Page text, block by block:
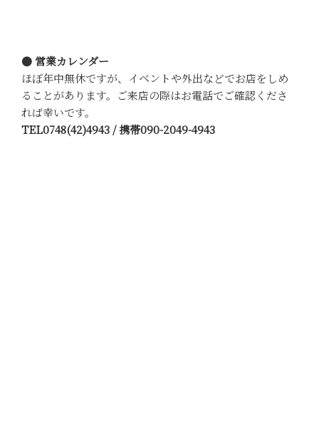
● 営業カレンダー
ほぼ年中無休ですが、イベントや外出などでお店をしめ
ることがあります。ご来店の際はお電話でご確認くださ
れば幸いです。
TEL0748(42)4943 / 携帯090-2049-4943